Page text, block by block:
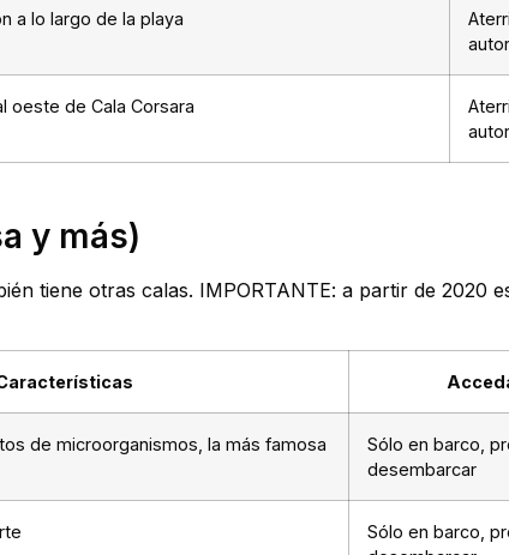
a lo largo de la playa
oeste de Cala Corsara
y más)
tiene otras calas. IMPORTANTE: a partir de 2020
de microorganismos, la más famosa
Sólo en barco,
desembarcar
Sólo en barco,